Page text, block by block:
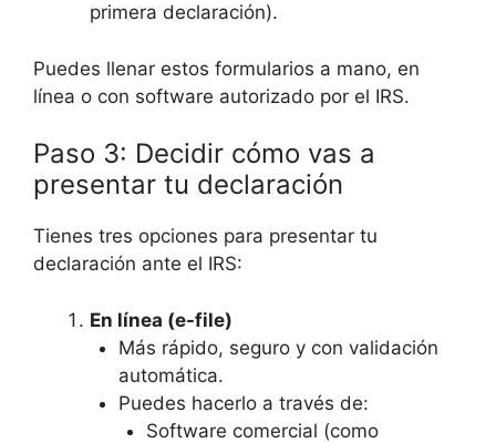
primera declaración).
Puedes llenar estos formularios a mano, en
línea o con software autorizado por el IRS.
Paso 3: Decidir cómo vas a
presentar tu declaración
Tienes tres opciones para presentar tu
declaración ante el IRS:
En línea (e-file)
Más rápido, seguro y con validación
automática.
Puedes hacerlo a través de:
Software comercial (como